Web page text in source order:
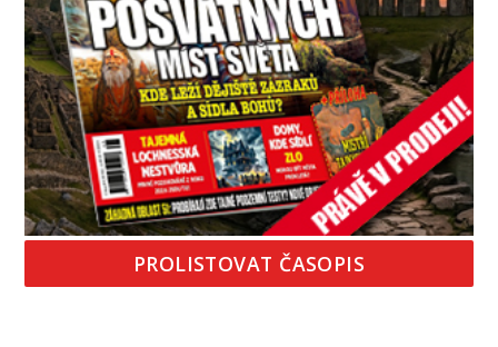
PROLISTOVAT ČASOPIS